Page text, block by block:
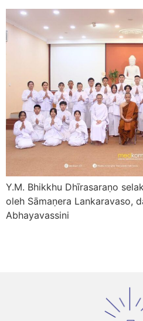
Y.M. Bhikkhu Dhīrasaraṇo
oleh Sāmaṇera Lankaravaso,
Abhayavassini